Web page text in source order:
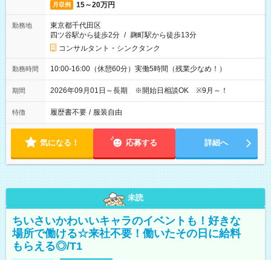
月収例 15～20万円
勤務地
東京都千代田区
四ツ谷駅から徒歩2分 / 麹町駅から徒歩13分
コンサルタント・シンクタンク
勤務時間 10:00-16:00（休憩60分）実働5時間（残業少なめ！）
期間 2026年09月01日～長期 ※開始日相談OK ※9月～！
特徴 履歴書不要 / 服装自由
気になる！ 応募する 詳細へ
未読
ちいさいかわいいキャラのイベントも！好きな
場所で働ける☆来社不要！働いたその日に給料
もらえる◎/T1